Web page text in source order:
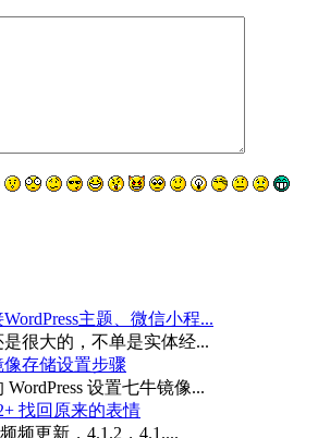
主题、微信小程...
很大的，不单是实体经...
存储设置步骤
设置七牛镜像...
找回原来的表情
频更新，4.1.2，4.1....